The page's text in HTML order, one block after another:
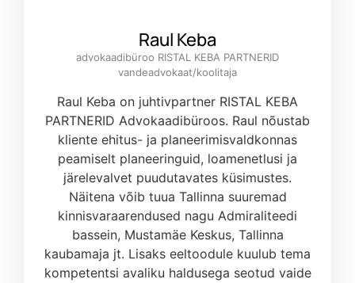
Raul Keba
advokaadibüroo RISTAL KEBA PARTNERID
vandeadvokaat/koolitaja
Raul Keba on juhtivpartner RISTAL KEBA
PARTNERID Advokaadibüroos. Raul nõustab
kliente ehitus- ja planeerimisvaldkonnas
peamiselt planeeringuid, loamenetlusi ja
järelevalvet puudutavates küsimustes.
Näitena võib tuua Tallinna suuremad
kinnisvaraarendused nagu Admiraliteedi
bassein, Mustamäe Keskus, Tallinna
kaubamaja jt. Lisaks eeltoodule kuulub tema
kompetentsi avaliku haldusega seotud vaide